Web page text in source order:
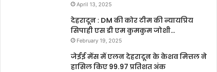
April 13, 2025
देहरादून : DM की कोर टीम की न्यायप्रिय
सिपाही एस डी एम कुमकुम जोशी…
February 19, 2025
जेईई मेंस में एलन देहरादून के केशव मित्तल ने
हासिल किए 99.97 प्रतिशत अंक